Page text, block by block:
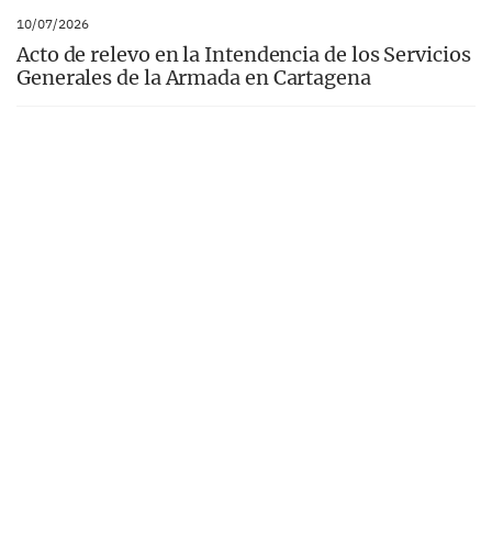
10/07/2026
Acto de relevo en la Intendencia de los Servicios
Generales de la Armada en Cartagena